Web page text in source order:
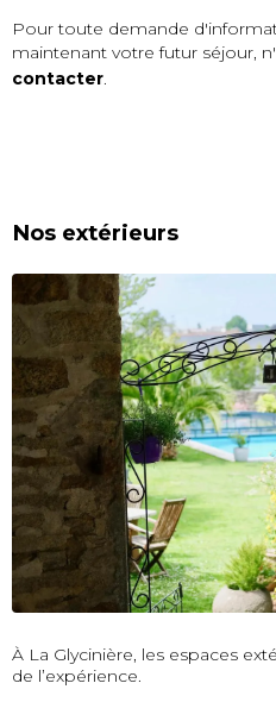
Pour toute demande
maintenant votre futur séjour,
contacter.
Nos extérieurs
À La Glycinière, les espaces
de l’expérience.